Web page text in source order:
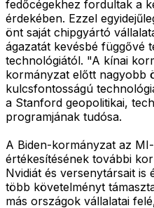
fedőcégekhez fordultak a
érdekében. Ezzel
önt saját chipgyártó
ágazatát kevésbé függővé
technológiától. "A kínai
kormányzat előtt nagyobb
kulcsfontosságú
a Stanford geopolitikai,
programjának tudósa.
A Biden-kormányzat az
értékesítésének további
Nvidiát és versenytársait is
több követelményt
más országok vállalatai